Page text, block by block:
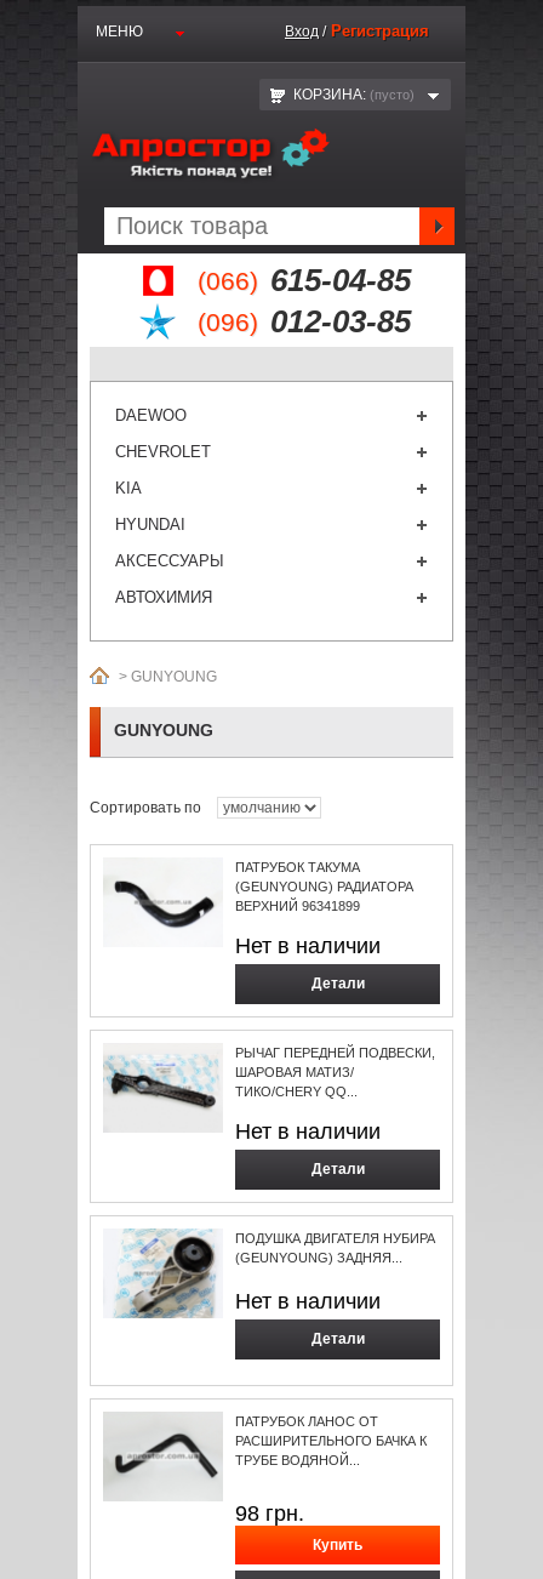
(066) 615-04-85
(096) 012-03-85
МЕНЮ Вход / Регистрация
КОРЗИНА: (пустo)
DAEWOO
CHEVROLET
KIA
HYUNDAI
АКСЕССУАРЫ
АВТОХИМИЯ
> GUNYOUNG
GUNYOUNG
Сортировать по
ПАТРУБОК ТАКУМА
(GEUNYOUNG) РАДИАТОРА
ВЕРХНИЙ 96341899
Нет в наличии
Детали
РЫЧАГ ПЕРЕДНЕЙ ПОДВЕСКИ,
ШАРОВАЯ МАТИЗ/
ТИКО/CHERY QQ...
Нет в наличии
Детали
ПОДУШКА ДВИГАТЕЛЯ НУБИРА
(GEUNYOUNG) ЗАДНЯЯ...
Нет в наличии
Детали
ПАТРУБОК ЛАНОС ОТ
РАСШИРИТЕЛЬНОГО БАЧКА К
ТРУБЕ ВОДЯНОЙ...
98 грн.